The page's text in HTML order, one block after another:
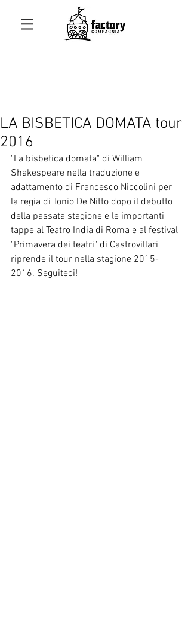
LA BISBETICA DOMATA tour
2016
"La bisbetica domata" di William
Shakespeare nella traduzione e
adattamento di Francesco Niccolini per
la regia di Tonio De Nitto dopo il debutto
della passata stagione e le importanti
tappe al Teatro India di Roma e al festival
"Primavera dei teatri" di Castrovillari
riprende il tour nella stagione 2015-
2016. Seguiteci!